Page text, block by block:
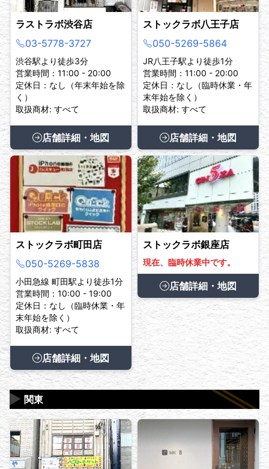
ラストラボ渋谷店
03-5778-3727
渋谷駅より徒歩3分
営業時間：11:00 - 20:00
定休日：なし（年末年始を除
く）
取扱商材: すべて
店舗詳細・地図
ストックラボ八王子店
050-5269-5864
JR八王子駅より徒歩1分
営業時間：11:00 - 20:00
定休日：なし（臨時休業・年
末年始を除く）
取扱商材: すべて
店舗詳細・地図
ストックラボ町田店
050-5269-5838
小田急線 町田駅より徒歩1分
営業時間：10:00 - 19:00
定休日：なし（臨時休業・年
末年始を除く）
取扱商材: すべて
店舗詳細・地図
ストックラボ銀座店
現在、臨時休業中です。
店舗詳細・地図
関東
▶